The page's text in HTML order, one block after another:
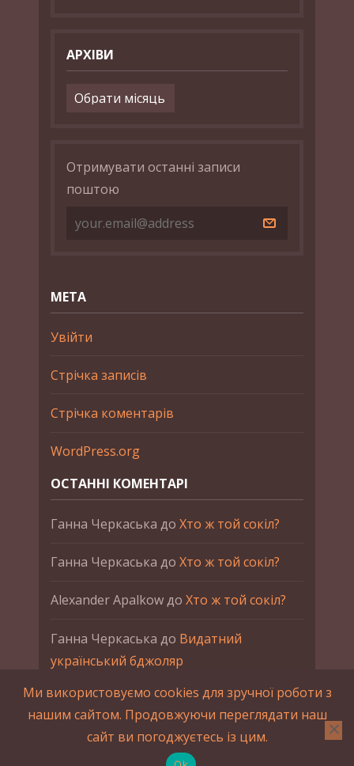
АРХІВИ
Архіви
Отримувати останні записи
поштою
МЕТА
Увійти
Стрічка записів
Стрічка коментарів
WordPress.org
ОСТАННІ КОМЕНТАРІ
Ганна Черкаська до Хто ж той сокіл?
Ганна Черкаська до Хто ж той сокіл?
Alexander Apalkowдо Хто ж той сокіл?
Ганна Черкаська до Видатний
український бджоляр
Ганна ЧеркаськадоПетро Франко
2015-2023 © UAHistory Всі права застережено.
При використанні матеріалів сайта обов'язкове
Ми використовуємо cookies для зручної роботи з
нашим сайтом. Продовжуючи переглядати наш
сайт ви погоджуєтесь із цим.